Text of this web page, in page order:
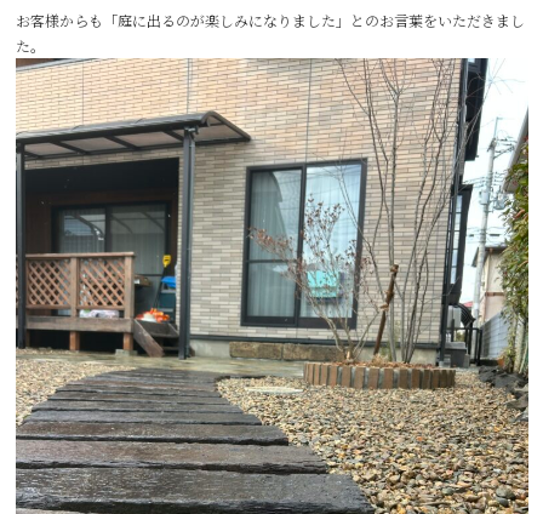
お客様からも「庭に出るのが楽しみになりました」とのお言葉をいただきまし
た。